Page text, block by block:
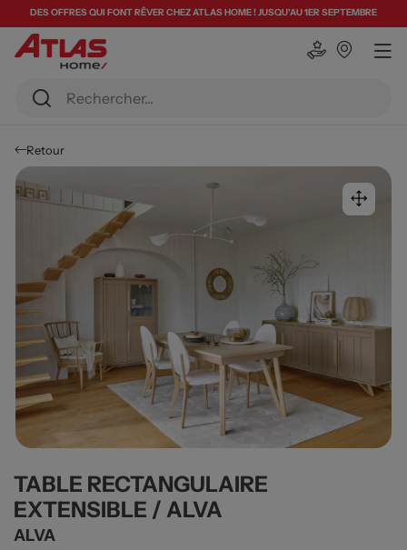
DES OFFRES QUI FONT RÊVER CHEZ ATLAS HOME ! JUSQU'AU 1ER SEPTEMBRE
Retour
TABLE RECTANGULAIRE
EXTENSIBLE / ALVA
ALVA